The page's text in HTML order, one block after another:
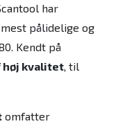
har
pålidelige og
Kendt på
kvalitet, til
omfatter